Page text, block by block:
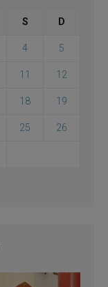
S D
4 5
11 12
18 19
25 26